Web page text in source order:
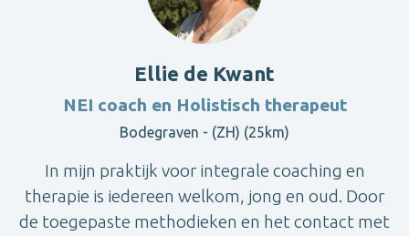
Ellie de Kwant
NEI coach en Holistisch therapeut
Bodegraven - (ZH) (25km)
In mijn praktijk voor integrale coaching en
therapie is iedereen welkom, jong en oud. Door
de toegepaste methodieken en het contact met